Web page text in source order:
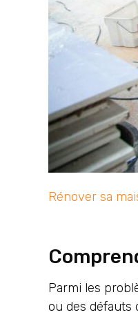
Rénover sa
Parmi les
ou des défauts